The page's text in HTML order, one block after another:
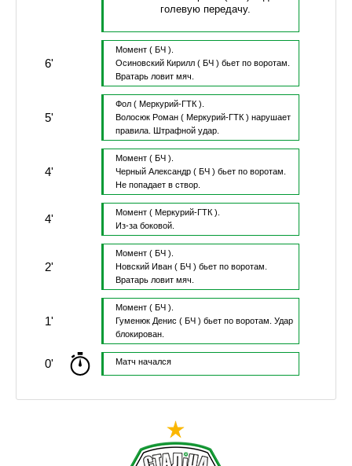
голевую передачу.
6'
Момент ( БЧ ).
Осиновский Кирилл( БЧ ) бьет по воротам.
Вратарь ловит мяч.
5'
Фол ( Меркурий-ГТК ).
Волосюк Роман( Меркурий-ГТК ) нарушает
правила.
Штрафной удар.
4'
Момент ( БЧ ).
Черный Александр( БЧ ) бьет по воротам.
Не попадает в створ.
4' Момент ( Меркурий-ГТК ).
Из-за боковой.
2'
Момент ( БЧ ).
Новский Иван( БЧ ) бьет по воротам.
Вратарь ловит мяч.
1'
Момент ( БЧ ).
Гуменюк Денис ( БЧ ) бьет по воротам. Удар
блокирован.
0' Матч начался